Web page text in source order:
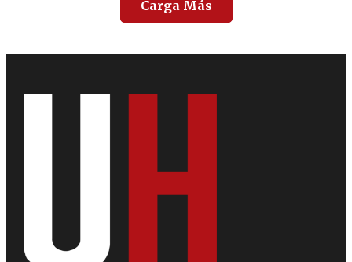
Carga Más